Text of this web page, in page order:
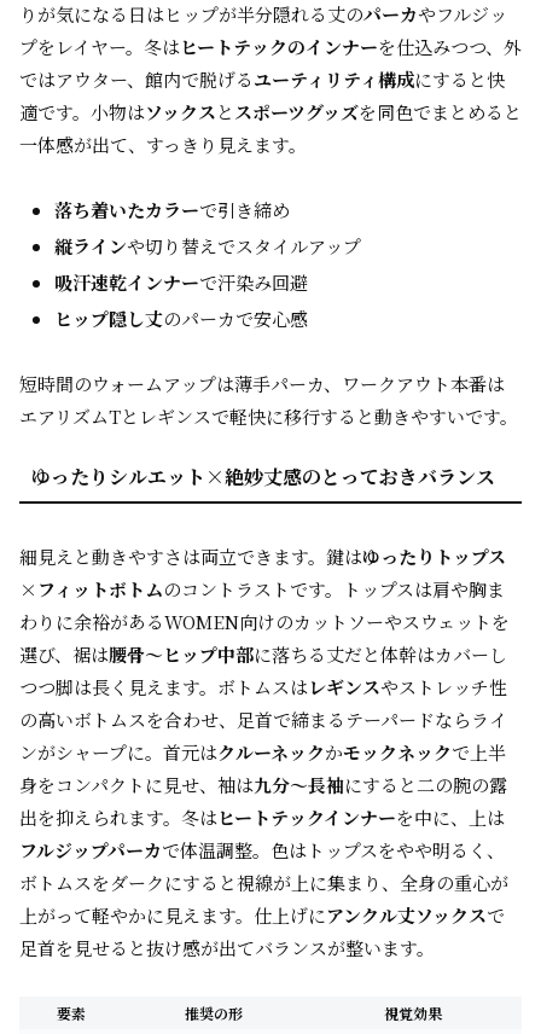
りが気になる日はヒップが半分隠れる丈のパーカやフルジッ
プをレイヤー。冬はヒートテックのインナーを仕込みつつ、外
ではアウター、館内で脱げるユーティリティ構成にすると快
適です。小物はソックスと スポーツグッズを同色でまとめると
一体感が出て、すっきり見えます。
落ち着いたカラーで引き締め
縦ラインや切り替えでスタイルアップ
吸汗速乾インナーで汗染み回避
ヒップ隠し丈のパーカで安心感
短時間のウォームアップは薄手パーカ、ワークアウト本番は
エアリズムTとレギンスで軽快に移行すると動きやすいです。
ゆったりシルエット×絶妙丈感のとっておきバランス
細見えと動きやすさは両立できます。鍵はゆったりトップス
×フィットボトムのコントラストです。トップスは肩や胸ま
わりに余裕があるWOMEN向けのカットソーやスウェットを
選び、裾は腰骨〜ヒップ中部に落ちる丈だと体幹はカバーし
つつ脚は長く見えます。ボトムスはレギンスやストレッチ性
の高いボトムスを合わせ、足首で締まるテーパードならライ
ンがシャープに。首元はクルーネックかモックネックで上半
身をコンパクトに見せ、袖は九分〜長袖にすると二の腕の露
出を抑えられます。冬はヒートテックインナーを中に、上は
フルジップパーカで体温調整。色はトップスをやや明るく、
ボトムスをダークにすると視線が上に集まり、全身の重心が
上がって軽やかに見えます。仕上げにアンクル丈ソックスで
足首を見せると抜け感が出てバランスが整います。
要素 推奨の形
視覚効果